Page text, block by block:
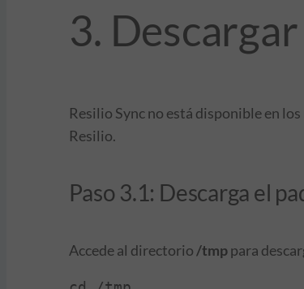
3.
Resilio Sync no está disponible en
Resilio.
Paso 3.1: Descarga el
Accede al directorio /tmppara